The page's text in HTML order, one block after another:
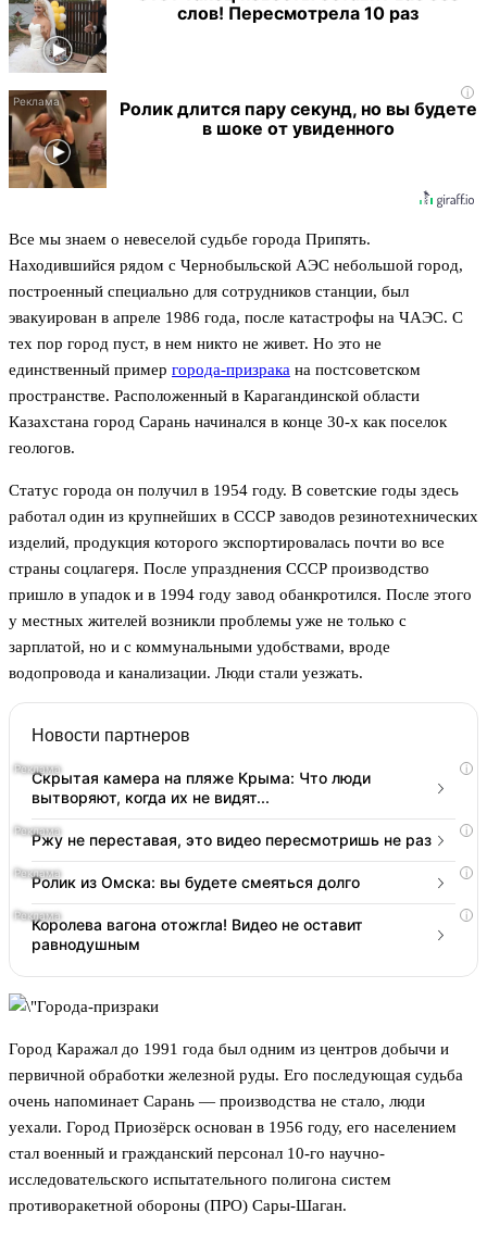
слов! Пересмотрела 10 раз
i
Ролик длится пару секунд, но вы будете
в шоке от увиденного
Все мы знаем о невеселой судьбе города Припять.
Находившийся рядом с Чернобыльской АЭС небольшой город,
построенный специально для сотрудников станции, был
эвакуирован в апреле 1986 года, после катастрофы на ЧАЭС. С
тех пор город пуст, в нем никто не живет. Но это не
единственный пример города-призрака на постсоветском
пространстве. Расположенный в Карагандинской области
Казахстана город Сарань начинался в конце 30-х как поселок
геологов.
Статус города он получил в 1954 году. В советские годы здесь
работал один из крупнейших в СССР заводов резинотехнических
изделий, продукция которого экспортировалась почти во все
страны соцлагеря. После упразднения СССР производство
пришло в упадок и в 1994 году завод обанкротился. После этого
у местных жителей возникли проблемы уже не только с
зарплатой, но и с коммунальными удобствами, вроде
водопровода и канализации. Люди стали уезжать.
Новости партнеров
i
Скрытая камера на пляже Крыма: Что люди
вытворяют, когда их не видят...
i
Ржу не переставая, это видео пересмотришь не раз
i
Ролик из Омска: вы будете смеяться долго
i
Королева вагона отожгла! Видео не оставит
равнодушным
Город Каражал до 1991 года был одним из центров добычи и
первичной обработки железной руды. Его последующая судьба
очень напоминает Сарань — производства не стало, люди
уехали. Город Приозёрск основан в 1956 году, его населением
стал военный и гражданский персонал 10-го научно-
исследовательского испытательного полигона систем
противоракетной обороны (ПРО) Сары-Шаган.